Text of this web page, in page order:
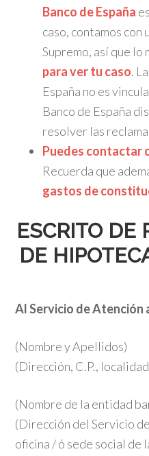
Banco de España es
caso, contamos
Supremo, así que lo
para ver tu caso.
España no es
Banco de España
resolver las
Puedes contactar
Recuerda que
gastos de
ESCRITO DE
DE
Al Servicio de Atención
(Nombre y Apellidos)
(Dirección, C.P.,
(Nombre de la entidad
(Dirección del Servicio
oficina / ó sede social de